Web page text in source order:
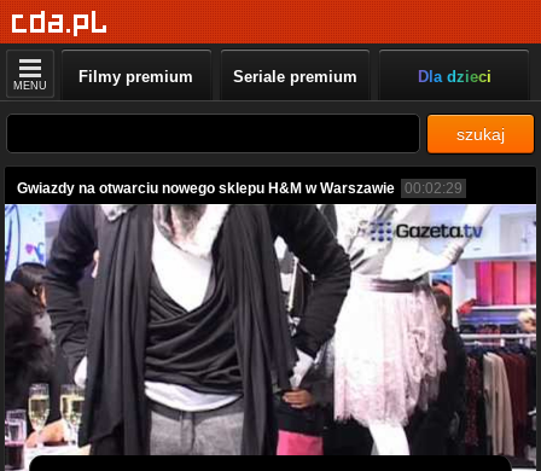
MENU Filmy premium Seriale premium Dla dzieci
szukaj
Gwiazdy na otwarciu nowego sklepu H&M w Warszawie 00:02:29